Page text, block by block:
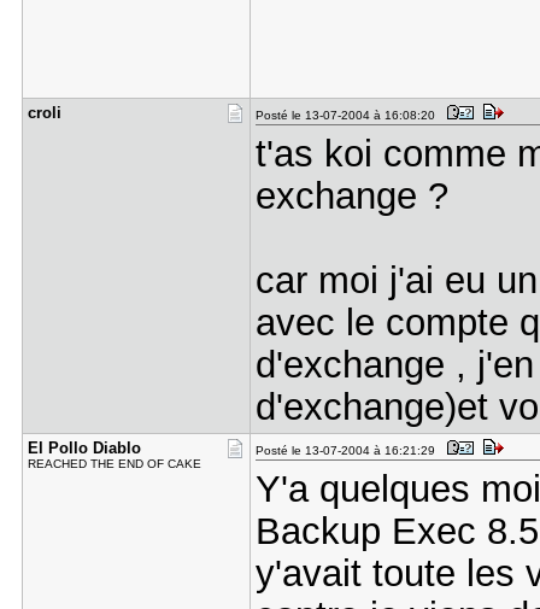
croli Posté le 13-07-2004 à 16:08:20
t'as koi comme
exchange ?
car moi j'ai eu
avec le compte
d'exchange ,
d'exchange)et
El Pollo D​iablo
REACHED THE END OF CAKE
Posté le 13-07-2004 à 16:21:29
Y'a quelques
Backup Exec
y'avait toute les